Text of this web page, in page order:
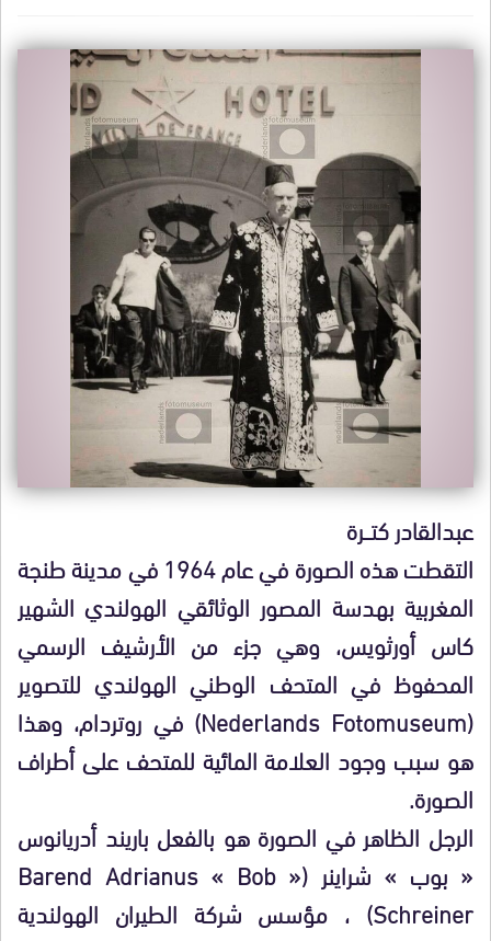
عبدالقادر كتـــرة
التقطت هذه الصورة في عام 1964 في مدينة طنجة
المغربية بهدسة المصور الوثائقي الهولندي الشهير
كاس أورثويس، وهي جزء من الأرشيف الرسمي
المحفوظ في المتحف الوطني الهولندي للتصوير
(Nederlands Fotomuseum) في روتردام، وهذا
هو سبب وجود العلامة المائية للمتحف على أطراف
الصورة.
الرجل الظاهر في الصورة هو بالفعل باريند أدريانوس
« بوب » شراينر (Barend Adrianus « Bob »
Schreiner) ، مؤسس شركة الطيران الهولندية